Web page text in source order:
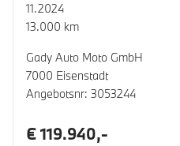
11.2024
13.000 km
Gady Auto Moto GmbH
7000 Eisenstadt
Angebotsnr: 3053244
€ 119.940,-